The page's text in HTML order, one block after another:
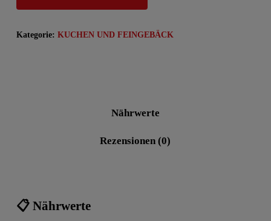
Kategorie: KUCHEN UND FEINGEBÄCK
Nährwerte
Rezensionen (0)
📋 Nährwerte